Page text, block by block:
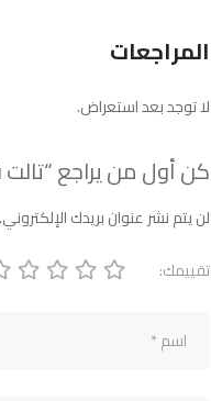
المراجعات
لا توجد بعد استعراض.
كن أول من يراجع “تالت
لن يتم نشر عنوان بريدك الإلكتروني.
تقييمك: